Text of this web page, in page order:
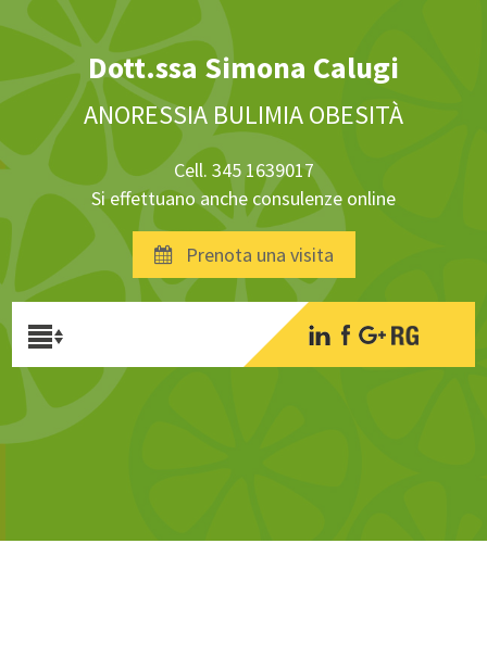
Dott.ssa Simona Calugi
ANORESSIA BULIMIA OBESITÀ
Cell. 345 1639017
Si effettuano anche consulenze online
Prenota una visita